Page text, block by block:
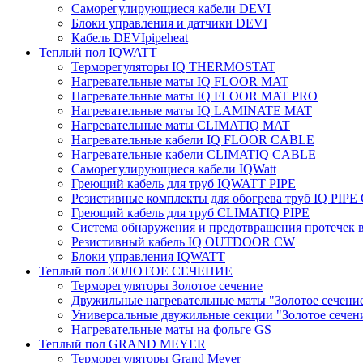
Саморегулирующиеся кабели DEVI
Блоки управления и датчики DEVI
Кабель DEVIpipeheat
Теплый пол IQWATT
Терморегуляторы IQ THERMOSTAT
Нагревательные маты IQ FLOOR MAT
Нагревательные маты IQ FLOOR MAT PRO
Нагревательные маты IQ LAMINATE MAT
Нагревательные маты CLIMATIQ MAT
Нагревательные кабели IQ FLOOR CABLE
Нагревательные кабели CLIMATIQ CABLE
Саморегулирующиеся кабели IQWatt
Греющий кабель для труб IQWATT PIPE
Резистивные комплекты для обогрева труб IQ PIPE
Греющий кабель для труб CLIMATIQ PIPE
Система обнаружения и предотвращения протечек
Резистивный кабель IQ OUTDOOR CW
Блоки управления IQWATT
Теплый пол ЗОЛОТОЕ СЕЧЕНИЕ
Терморегуляторы Золотое сечение
Двужильные нагревательные маты "Золотое
Универсальные двужильные секции "Золотое
Нагревательные маты на фольге GS
Теплый пол GRAND MEYER
Терморегуляторы Grand Meyer